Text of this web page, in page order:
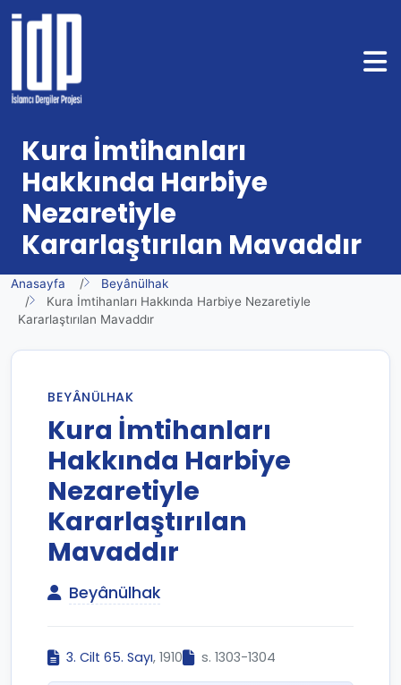
Kura İmtihanları
Hakkında Harbiye
Nezaretiyle
Kararlaştırılan Mavaddır
Anasayfa
Beyânülhak
Kura İmtihanları Hakkında Harbiye Nezaretiyle
Kararlaştırılan Mavaddır
BEYÂNÜLHAK
Kura İmtihanları
Hakkında Harbiye
Nezaretiyle
Kararlaştırılan
Mavaddır
Beyânülhak
3. Cilt 65. Sayı, 1910 s. 1303-1304